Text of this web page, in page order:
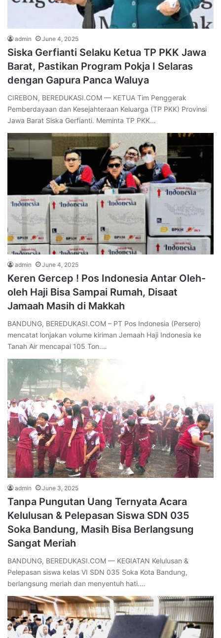
admin June 4, 2025
Siska Gerfianti Selaku Ketua TP PKK Jawa
Barat, Pastikan Program Pokja I Selaras
dengan Gapura Panca Waluya
CIREBON, BEREDUKASI.COM — KETUA Tim Penggerak
Pemberdayaan dan Kesejahteraan Keluarga (TP PKK) Provinsi
Jawa Barat Siska Gerfianti. Meminta TP PKK…
admin June 4, 2025
Keren Gercep ! Pos Indonesia Antar Oleh-
oleh Haji Bisa Sampai Rumah, Disaat
Jamaah Masih di Makkah
BANDUNG, BEREDUKASI.COM – PT Pos Indonesia (Persero)
mencatat lonjakan volume kiriman Jemaah Haji Indonesia ke
Tanah Air mencapai 105 Ton.…
admin June 3, 2025
Tanpa Pungutan Uang Ternyata Acara
Kelulusan & Pelepasan Siswa SDN 035
Soka Bandung, Masih Bisa Berlangsung
Sangat Meriah
BANDUNG, BEREDUKASI.COM — KEGIATAN Kelulusan &
Pelepasan siswa kelas VI SDN 035 Soka Kota Bandung,
berlangsung meriah dan menyentuh hati.…